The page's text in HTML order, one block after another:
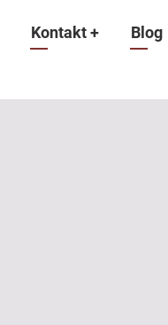
Kontakt+
Blog